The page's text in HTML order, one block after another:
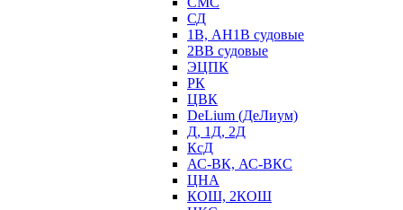
СД
1В, АН1В судовые
2ВВ судовые
ЭЦПК
РК
ЦВК
DeLium (ДеЛиум)
Д, 1Д, 2Д
КсД
АС-ВК, АС-ВКС
ЦНА
КОШ, 2КОШ